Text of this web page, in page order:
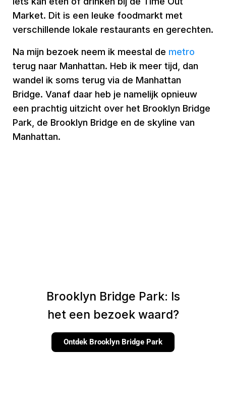
Market. Dit is een leuke foodmarkt met
verschillende lokale restaurants en gerechten.
Na mijn bezoek neem ik meestal de metro
terug naar Manhattan. Heb ik meer tijd, dan
wandel ik soms terug via de Manhattan
Bridge. Vanaf daar heb je namelijk opnieuw
een prachtig uitzicht over het Brooklyn Bridge
Park, de Brooklyn Bridge en de skyline van
Manhattan.
Brooklyn Bridge Park: Is
het een bezoek waard?
Ontdek Brooklyn Bridge Park